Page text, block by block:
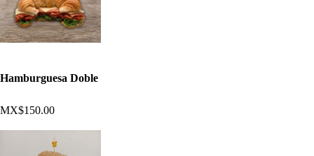
Hamburguesa Doble
MX$150.00